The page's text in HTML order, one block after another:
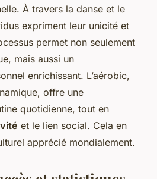
À travers la danse et le
expriment leur unicité et
permet non seulement
mais aussi un
enrichissant. L’aérobic,
offre une
quotidienne, tout en
et le lien social. Cela en
apprécié mondialement.